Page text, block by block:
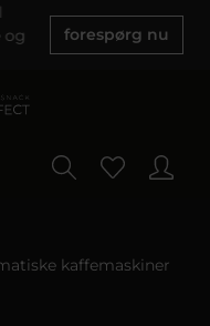
og
forespørg nu
kaffemaskiner